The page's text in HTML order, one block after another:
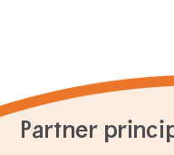
Partner